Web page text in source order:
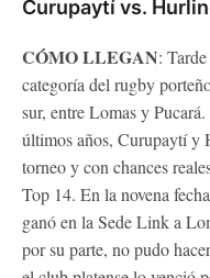
Curupaytí vs.
CÓMO LLEGAN:
categoría del rugby
sur, entre Lomas y
últimos años, Curupaytí y
torneo y con chances
Top 14. En la novena
ganó en la Sede Link a
por su parte, no pudo